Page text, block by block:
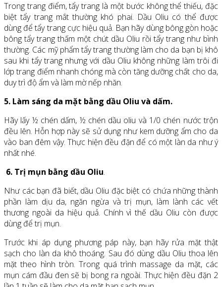
Trong trang điểm, tẩy trang là một bước không thể thiếu, đặc
biệt tẩy trang mắt thường khó phai. Dầu Oliu có thể được
dùng để tẩy trang cực hiệu quả. Bạn hãy dùng bông gòn hoặc
bông tẩy trang thấm một chút dầu Oliu rồi tẩy trang như bình
thường. Các mỹ phẩm tẩy trang thường làm cho da bạn bị khô
sau khi tẩy trang nhưng với dầu Oliu không những làm trôi đi
lớp trang điểm nhanh chóng mà còn tăng dưỡng chất cho da,
duy trì độ ẩm và làm mờ nếp nhăn.
5. Làm sáng da mặt bằng dầu Oliu và dấm.
Hãy lấy ½ chén dấm, ½ chén dầu oliu và 1/0 chén nước trộn
đều lên. Hỗn hợp này sẽ sử dụng như kem dưỡng ẩm cho da
vào ban đêm vậy. Thực hiện đều đặn để có một làn da như ý
nhất nhé.
6. Trị mụn bằng dầu Oliu.
Như các bạn đã biết, dầu Oliu đặc biệt có chứa những thành
phần làm dịu da, ngăn ngừa và trị mụn, làm lành các vết
thương ngoài da hiệu quả. Chính vì thế dầu Oliu còn được
dùng để trị mụn.
Trước khi áp dụng phương páp này, bạn hãy rửa mặt thật
sạch cho làn da khô thoáng. Sau đó dùng dầu Oliu thoa lên
mặt theo hình tròn. Trong quá trình massage da mặt, các
mụn cám đầu đen sẽ bị bong ra ngoài. Thực hiện đều đặn 2